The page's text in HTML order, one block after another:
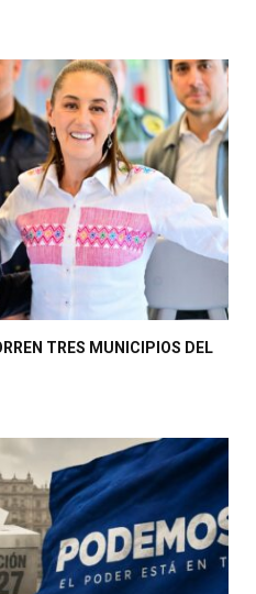
TRES MUNICIPIOS DEL